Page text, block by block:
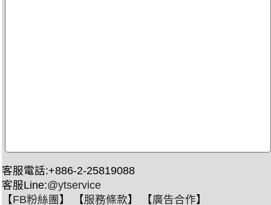
客服電話:+886-2-25819088
客服Line:@ytservice
【FB粉絲團 】 【服務條款】 【廣告合作】